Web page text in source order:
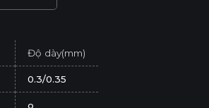
Độ dày(mm)
0.3/0.35
o